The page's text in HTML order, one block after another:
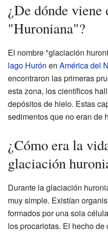
¿De dónde viene
"Huroniana"?
El nombre "glaciación
lago Hurón en América del
encontraron las primeras
esta zona, los científicos
depósitos de hielo. Estas
sedimentos que no eran de
¿Cómo era la
glaciación
Durante la glaciación
muy simple. Existían
formados por una sola
los procariotas. El hecho